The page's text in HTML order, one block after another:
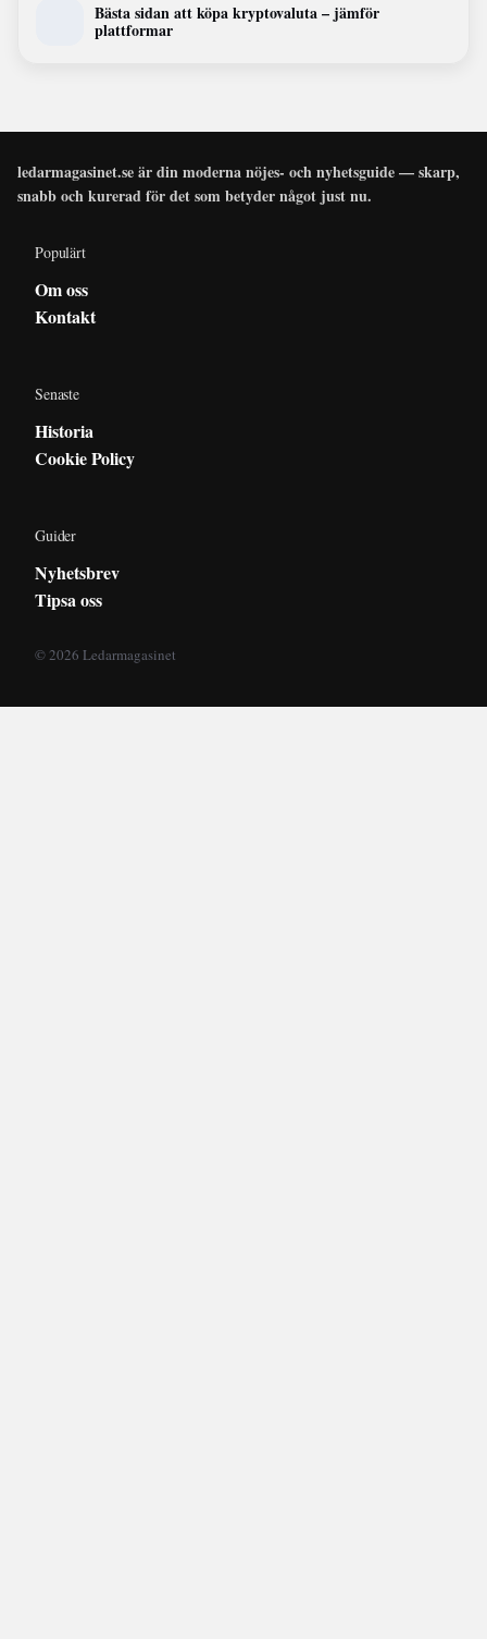
Bästa sidan att köpa kryptovaluta – jämför
plattformar
ledarmagasinet.se är din moderna nöjes- och nyhetsguide — skarp,
snabb och kurerad för det som betyder något just nu.
Populärt
Om oss
Kontakt
Senaste
Historia
Cookie Policy
Guider
Nyhetsbrev
Tipsa oss
© 2026 Ledarmagasinet